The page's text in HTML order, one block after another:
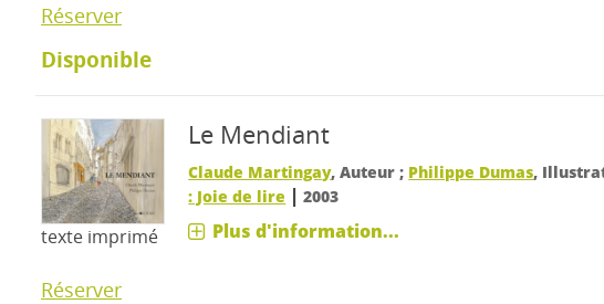
Réserver
Disponible
texte imprimé
Le Mendiant
Claude Martingay, Auteur ; Philippe Dumas,
: Joie de lire |2003
Plus d'information...
Réserver